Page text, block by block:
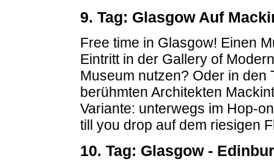
9. Tag: Glasgow Auf
Free time in Glasgow! Einen
Eintritt in der Gallery of
Museum nutzen? Oder in den
berühmten Architekten
Variante: unterwegs im Hop-
till you drop auf dem riesigen
10. Tag: Glasgow -